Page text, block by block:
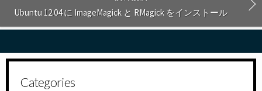
Ubuntu 12.04 に ImageMagick と RMagick をインストール
Categories